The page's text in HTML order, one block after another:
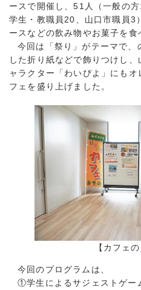
ースで開催し、51人（一般の
学生・教職員20、山口市職員3
ースなどの飲み物やお菓子を食
今回は「祭り」がテーマで
した折り紙などで飾りつけし
ャラクター「わいぴよ」にも
フェを盛り上げました。
【カフェ
今回のプログラムは、
①学生によるサジェストゲー